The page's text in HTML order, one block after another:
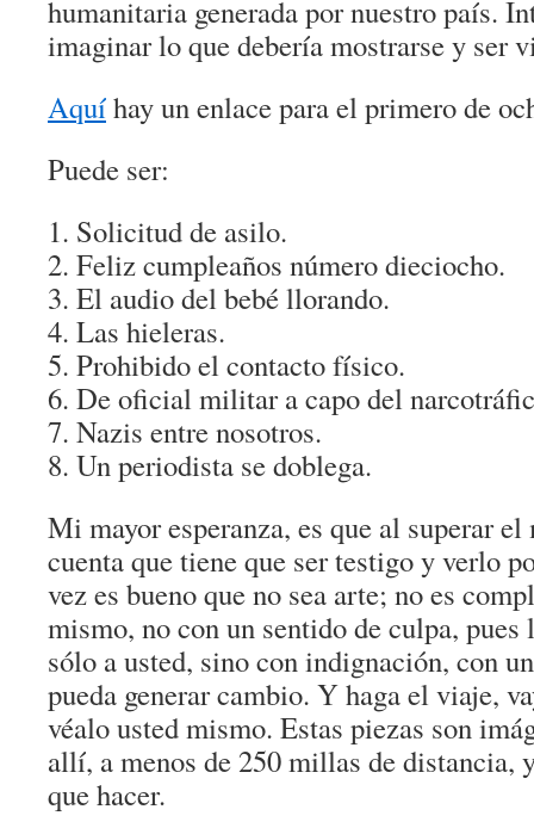
humanitaria generada por nuestro país.
imaginar lo que debería mostrarse y ser
Aquíhay un enlace para el primero de
Puede ser:
Solicitud de asilo.
Feliz cumpleaños número dieciocho.
El audio del bebé llorando.
Las hieleras.
Prohibido el contacto físico.
De oficial militar a capo del
Nazis entre nosotros.
Un periodista se doblega.
Mi mayor esperanza, es que al superar
cuenta que tiene que ser testigo y verlo
vez es bueno que no sea arte; no es
mismo, no con un sentido de culpa,
sólo a usted, sino con indignación, con
pueda generar cambio. Y haga el viaje,
véalo usted mismo. Estas piezas son
allí, a menos de 250 millas de distancia,
que hacer.